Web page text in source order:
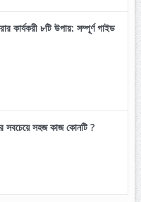
কার্যকরী ৮টি উপায়: সম্পূর্ণ গাইড
সবচেয়ে সহজ কাজ কোনটি ?